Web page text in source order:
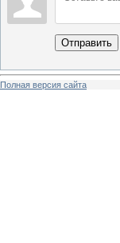
Отправить
Полная версия сайта